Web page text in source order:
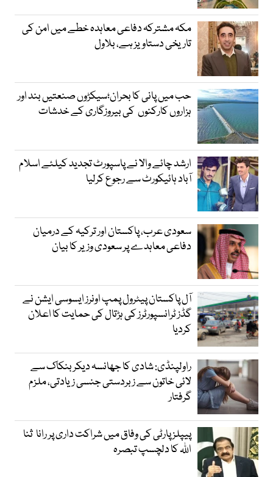
مکہ مشترکہ دفاعی معاہدہ خطے میں امن کی
تاریخی دستاویز ہے، بلاول
حب میں پانی کا بحران؛سیکڑوں صنعتیں بند اور
ہزاروں کارکنوں کی بیروزگاری کے خدشات
ارشد چائے والا نے پاسپورٹ تجدید کیلئے اسلام
آباد ہائیکورٹ سے رجوع کرلیا
سعودی عرب، پاکستان اور ترکیہ کے درمیان
دفاعی معاہدے پر سعودی وزیر کا بیان
آل پاکستان پیٹرول پمپ اونرز ایسوسی ایشن نے
گڈز ٹرانسپورٹرز کی ہڑتال کی حمایت کا اعلان
کردیا
راولپنڈی: شادی کا جھانسہ دیکر بنکاک سے
لائی خاتون سے زبردستی جنسی زیادتی، ملزم
گرفتار
پیپلز پارٹی کی وفاق میں شراکت داری پر رانا ثنا
اللہ کا دلچسپ تبصرہ